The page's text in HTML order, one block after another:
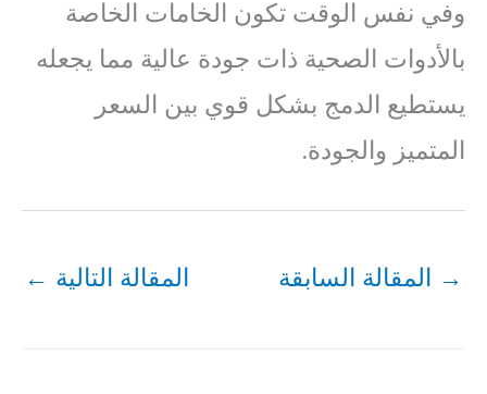
وفي نفس الوقت تكون الخامات الخاصة
بالأدوات الصحية ذات جودة عالية مما يجعله
يستطيع الدمج بشكل قوي بين السعر
المتميز والجودة.
→ المقالة السابقة المقالة التالية ←